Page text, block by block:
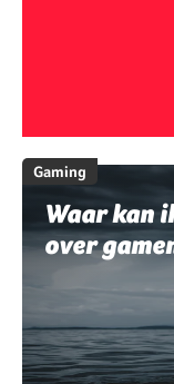
Gaming
Waar kan
over